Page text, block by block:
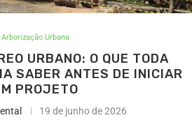
Arborização Urbana
URBANO: O QUE TODA
SABER ANTES DE INICIAR
PROJETO
19 de junho de 2026